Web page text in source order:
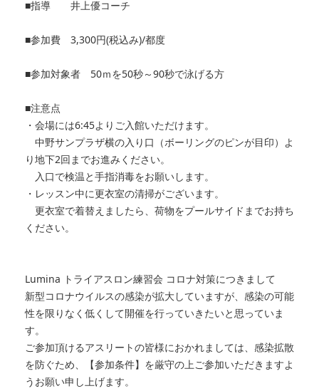
■指導 井上優コーチ
■参加費 3,300円(税込み)/都度
■参加対象者 50ｍを50秒～90秒で泳げる方
■注意点
・会場には6:45よりご入館いただけます。
中野サンプラザ横の入り口（ボーリングのピンが目印）よ
り地下2回までお進みください。
入口で検温と手指消毒をお願いします。
・レッスン中に更衣室の清掃がございます。
更衣室で着替えましたら、荷物をプールサイドまでお持ち
ください。
Lumina トライアスロン練習会 コロナ対策につきまして
新型コロナウイルスの感染が拡大していますが、感染の可能
性を限りなく低くして開催を行っていきたいと思っていま
す。
ご参加頂けるアスリートの皆様におかれましては、感染拡散
を防ぐため、【参加条件】を厳守の上ご参加いただきますよ
うお願い申し上げます。